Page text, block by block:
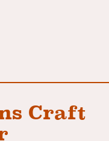
Craft